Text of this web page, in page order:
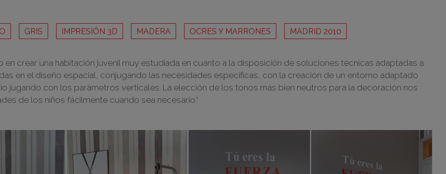
GRIS IMPRESIÓN 3D MADERA OCRES Y MARRONES MADRID 2010
crear una habitación juvenil muy estudiada en cuanto a la disposición de soluciones técnicas adaptadas a
en el diseño espacial, conjugando las necesidades específicas, con la creación de un entorno adaptado
jugando con los parámetros verticales. La elección de los tonos más bien neutros para la decoración nos
de los niños fácilmente cuando sea necesario.”